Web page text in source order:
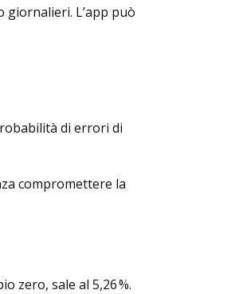
L’app può
di errori di
compromettere la
zero, sale al 5,26 %.